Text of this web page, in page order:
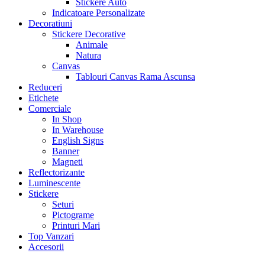
Stickere Auto
Indicatoare Personalizate
Decoratiuni
Stickere Decorative
Animale
Natura
Canvas
Tablouri Canvas Rama Ascunsa
Reduceri
Etichete
Comerciale
In Shop
In Warehouse
English Signs
Banner
Magneti
Reflectorizante
Luminescente
Stickere
Seturi
Pictograme
Printuri Mari
Top Vanzari
Accesorii